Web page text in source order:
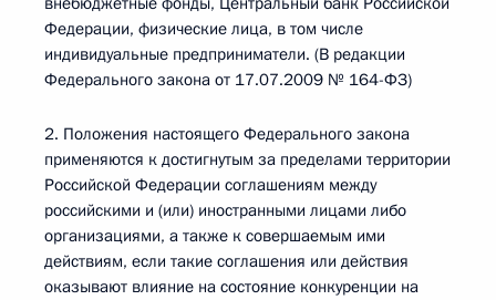
Федерации, физические лица, в том числе
индивидуальные предприниматели. (В редакции
Федерального закона от 17.07.2009 № 164-ФЗ)
2. Положения настоящего Федерального закона
применяются к достигнутым за пределами территории
Российской Федерации соглашениям между
российскими и (или) иностранными лицами либо
организациями, а также к совершаемым ими
действиям, если такие соглашения или действия
оказывают влияние на состояние конкуренции на